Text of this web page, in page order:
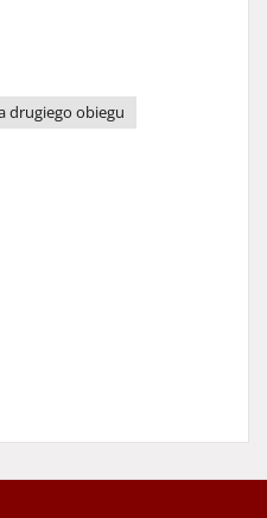
drugiego obiegu